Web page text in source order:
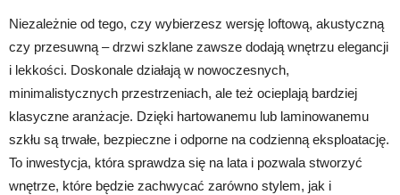
Niezależnie od tego, czy wybierzesz wersję loftową, akustyczną
czy przesuwną – drzwi szklane zawsze dodają wnętrzu elegancji
i lekkości. Doskonale działają w nowoczesnych,
minimalistycznych przestrzeniach, ale też ocieplają bardziej
klasyczne aranżacje. Dzięki hartowanemu lub laminowanemu
szkłu są trwałe, bezpieczne i odporne na codzienną eksploatację.
To inwestycja, która sprawdza się na lata i pozwala stworzyć
wnętrze, które będzie zachwycać zarówno stylem, jak i